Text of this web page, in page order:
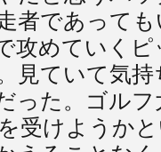
者であって
攻めていく
見ていて気
った。ゴル
受けようか